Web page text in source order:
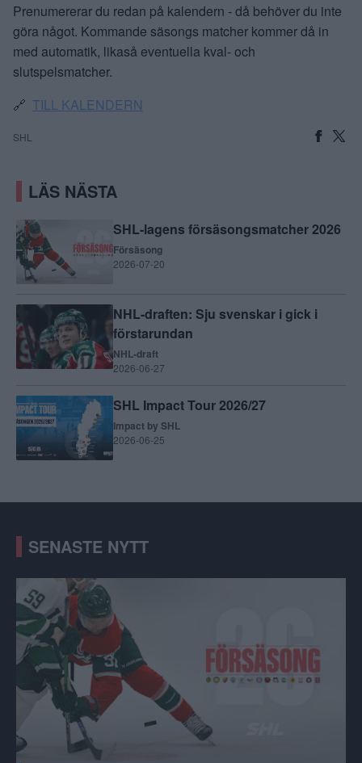
Prenumererar du redan på kalendern - då behöver du inte
göra något. Kommande säsongs matcher kommer då in
med automatik, likaså eventuella kval- och
slutspelsmatcher.
🔗 TILL KALENDERN
SHL
LÄS NÄSTA
SHL-lagens försäsongsmatcher 2026
Försäsong
2026-07-20
NHL-draften: Sju svenskar i gick i
förstarundan
NHL-draft
2026-06-27
SHL Impact Tour 2026/27
Impact by SHL
2026-06-25
SENASTE NYTT
SHL-lagens försäsongsmatcher 2026 Publicerad 2026-07-